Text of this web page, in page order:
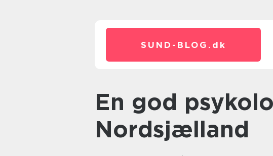
SUND-BLOG. dk
En god psykolog i
Nordsjælland